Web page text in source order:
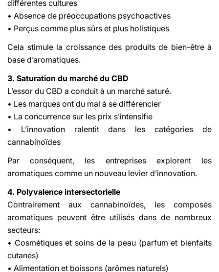
différentes cultures
• Absence de préoccupations psychoactives
• Perçus comme plus sûrs et plus holistiques
Cela stimule la croissance des produits de bien-être à
base d’aromatiques.
3. Saturation du marché du CBD
L’essor du CBD a conduit à un marché saturé.
• Les marques ont du mal à se différencier
• La concurrence sur les prix s’intensifie
• L’innovation ralentit dans les catégories de
cannabinoïdes
Par conséquent, les entreprises explorent les
aromatiques comme un nouveau levier d’innovation.
4. Polyvalence intersectorielle
Contrairement aux cannabinoïdes, les composés
aromatiques peuvent être utilisés dans de nombreux
secteurs:
• Cosmétiques et soins de la peau (parfum et bienfaits
cutanés)
• Alimentation et boissons (arômes naturels)